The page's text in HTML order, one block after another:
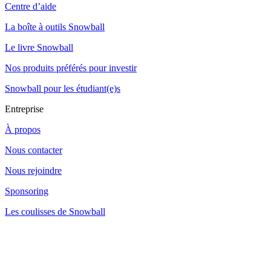
Centre d’aide
La boîte à outils Snowball
Le livre Snowball
Nos produits préférés pour investir
Snowball pour les étudiant(e)s
Entreprise
À propos
Nous contacter
Nous rejoindre
Sponsoring
Les coulisses de Snowball